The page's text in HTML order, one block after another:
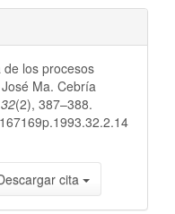
de los procesos
Ma. Cebría
32(2), 387–388.
cita